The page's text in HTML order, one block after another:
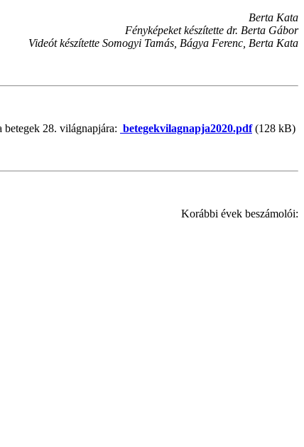
Berta Kata
Fényképeket készítette dr. Berta Gábor
Videót készítette Somogyi Tamás, Bágya Ferenc, Berta Kata
betegek 28. világnapjára: betegekvilagnapja2020.pdf(128 kB)
Korábbi évek beszámolói: